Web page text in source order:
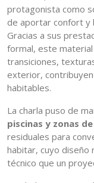
protagonista como
de aportar confort y
Gracias a sus
formal, este
transiciones,
exterior,
habitables.
La charla puso de
piscinas y zonas
residuales para
habitar, cuyo diseño
técnico que un